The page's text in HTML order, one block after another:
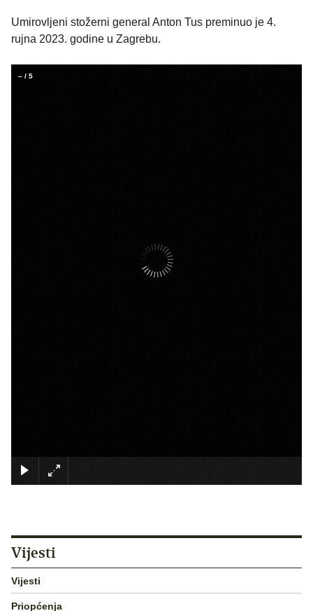
Umirovljeni stožerni general Anton Tus preminuo je 4.
rujna 2023. godine u Zagrebu.
– / 5
Vijesti
Vijesti
Priopćenja